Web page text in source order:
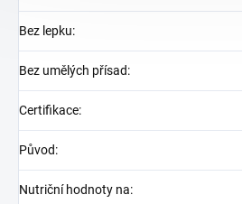
Bez lepku:
Bez umělých přísad:
Certifikace:
Původ:
Nutriční hodnoty na: